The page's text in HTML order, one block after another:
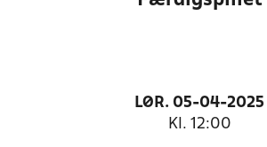
LØR. 05-04-2025
Kl. 12:00